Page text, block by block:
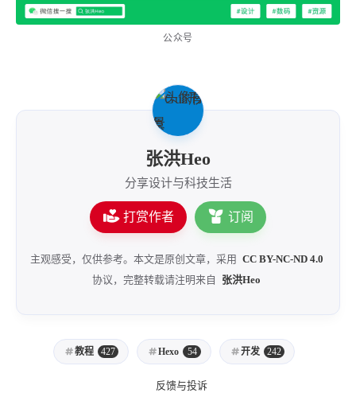
公众号
张洪Heo
分享设计与科技生活
打赏作者 订阅
主观感受，仅供参考。本文是原创文章，采用 CC BY-NC-ND 4.0
协议，完整转载请注明来自
张洪Heo
教程 427 Hexo 54 开发 242
反馈与投诉